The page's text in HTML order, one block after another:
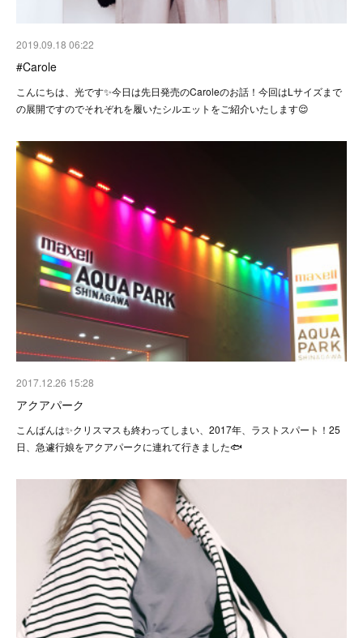
2019.09.18 06:22
#Carole
こんにちは、光です✨今日は先日発売のCaroleのお話！今回はLサイズまで
の展開ですのでそれぞれを履いたシルエットをご紹介いたします😌
2017.12.26 15:28
アクアパーク
こんばんは✨クリスマスも終わってしまい、2017年、ラストスパート！25
日、急遽行娘をアクアパークに連れて行きました🐟